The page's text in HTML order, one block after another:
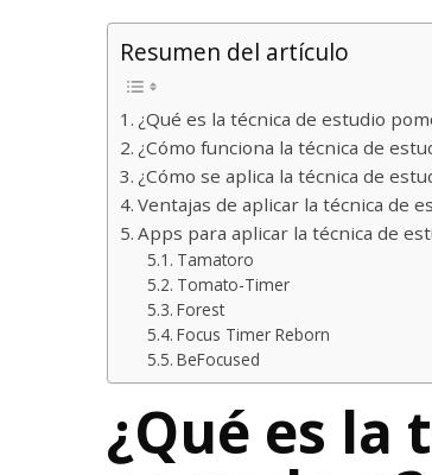
Resumen del artículo
¿Qué es la técnica de estudio
¿Cómo funciona la técnica de
¿Cómo se aplica la técnica de
Ventajas de aplicar la técnica de
Apps para aplicar la técnica de
Tamatoro
Tomato-Timer
Forest
Focus Timer Reborn
BeFocused
¿Qué es la